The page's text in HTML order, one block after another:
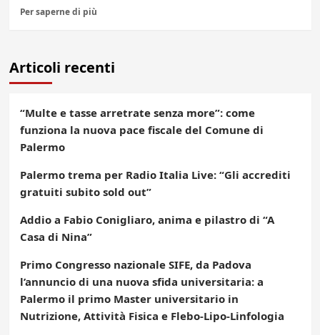
Per saperne di più
Articoli recenti
“Multe e tasse arretrate senza more”: come
funziona la nuova pace fiscale del Comune di
Palermo
Palermo trema per Radio Italia Live: “Gli accrediti
gratuiti subito sold out”
Addio a Fabio Conigliaro, anima e pilastro di “A
Casa di Nina”
Primo Congresso nazionale SIFE, da Padova
l’annuncio di una nuova sfida universitaria: a
Palermo il primo Master universitario in
Nutrizione, Attività Fisica e Flebo-Lipo-Linfologia